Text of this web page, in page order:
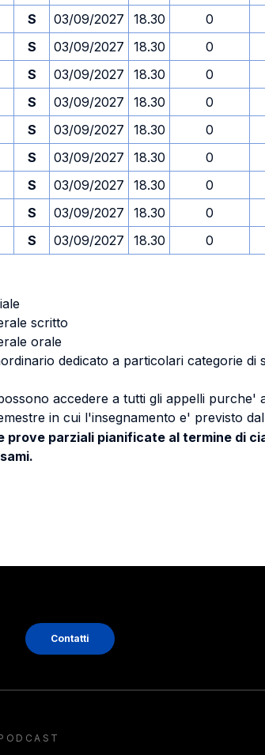
S 03/09/2027 18.30 0
S 03/09/2027 18.30 0
S 03/09/2027 18.30 0
S 03/09/2027 18.30 0
S 03/09/2027 18.30 0
S 03/09/2027 18.30 0
S 03/09/2027 18.30 0
S 03/09/2027 18.30 0
S 03/09/2027 18.30 0
scritto
orale
dedicato a particolari categorie di
accedere a tutti gli appelli
in cui l'insegnamento e' previsto
prove parziali pianificate al termine di
Contatti